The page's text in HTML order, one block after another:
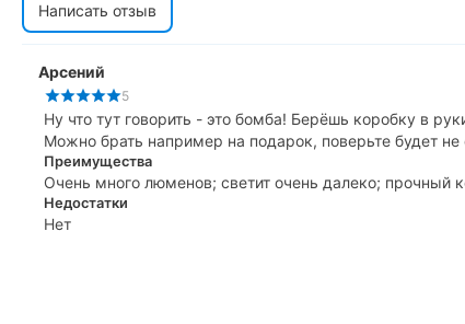
Написать отзыв
Арсений
5
Ну что тут говорить - это бомба! Берёшь коробку в
Можно брать например на подарок, поверьте будет не
Преимущества
Очень много люменов; светит очень далеко; прочный
Недостатки
Нет